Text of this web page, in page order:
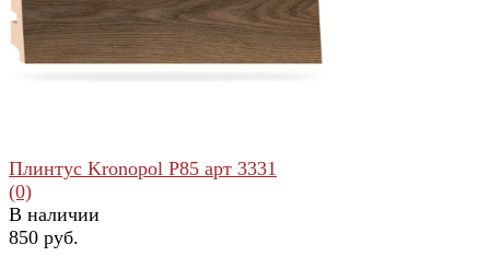
избранное сравнить
Плинтус Kronopol Р85 арт 3331
(0)
В наличии
850 руб.